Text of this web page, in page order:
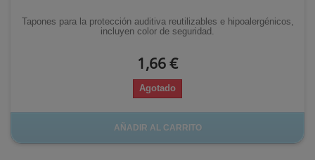
Tapones para la protección auditiva reutilizables e hipoalergénicos,
incluyen color de seguridad.
1,66 €
Agotado
AÑADIR AL CARRITO